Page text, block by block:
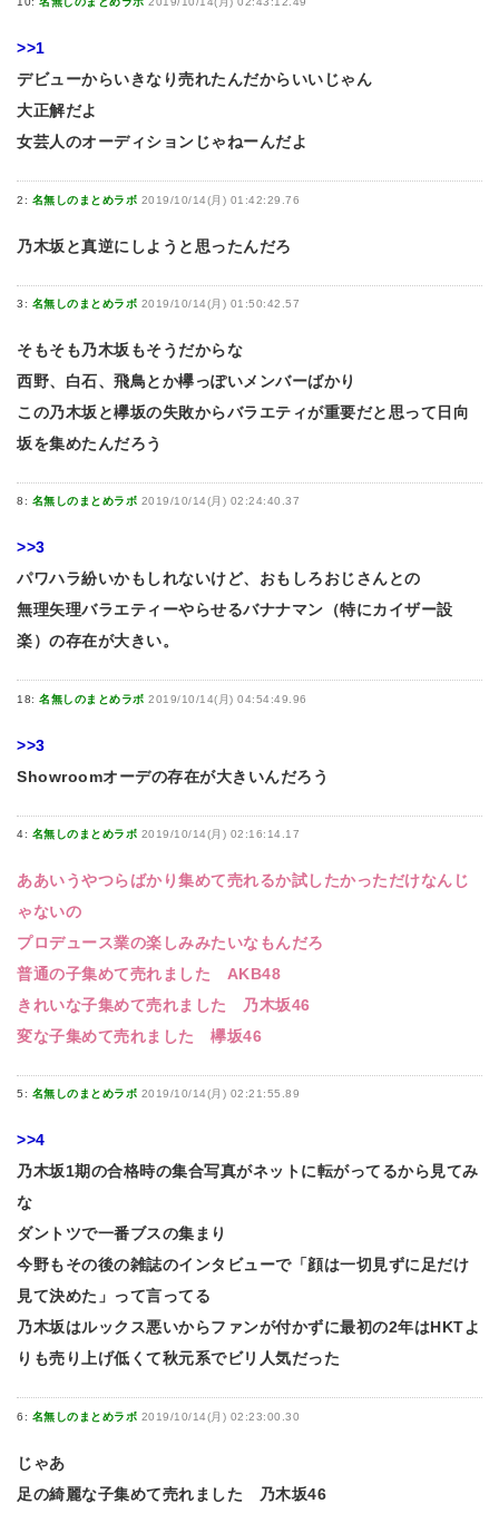
>>1
デビューからいきなり売れたんだからいいじゃん
大正解だよ
女芸人のオーディションじゃねーんだよ
2: 名無しのまとめラボ 2019/10/14(月) 01:42:29.76
乃木坂と真逆にしようと思ったんだろ
3: 名無しのまとめラボ 2019/10/14(月) 01:50:42.57
そもそも乃木坂もそうだからな
西野、白石、飛鳥とか欅っぽいメンバーばかり
この乃木坂と欅坂の失敗からバラエティが重要だと思って日向
坂を集めたんだろう
8: 名無しのまとめラボ 2019/10/14(月) 02:24:40.37
>>3
パワハラ紛いかもしれないけど、おもしろおじさんとの
無理矢理バラエティーやらせるバナナマン（特にカイザー設
楽）の存在が大きい。
18: 名無しのまとめラボ 2019/10/14(月) 04:54:49.96
>>3
Showroomオーデの存在が大きいんだろう
4: 名無しのまとめラボ 2019/10/14(月) 02:16:14.17
ああいうやつらばかり集めて売れるか試したかっただけなんじ
ゃないの
プロデュース業の楽しみみたいなもんだろ
普通の子集めて売れました AKB48
きれいな子集めて売れました 乃木坂46
変な子集めて売れました 欅坂46
5: 名無しのまとめラボ 2019/10/14(月) 02:21:55.89
>>4
乃木坂1期の合格時の集合写真がネットに転がってるから見てみ
な
ダントツで一番ブスの集まり
今野もその後の雑誌のインタビューで「顔は一切見ずに足だけ
見て決めた」って言ってる
乃木坂はルックス悪いからファンが付かずに最初の2年はHKTよ
りも売り上げ低くて秋元系でビリ人気だった
6: 名無しのまとめラボ 2019/10/14(月) 02:23:00.30
じゃあ
足の綺麗な子集めて売れました 乃木坂46